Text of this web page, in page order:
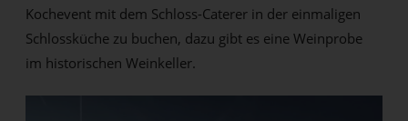
Kochevent mit dem Schloss-Caterer in der einmaligen
Schlossküche zu buchen, dazu gibt es eine Weinprobe
im historischen Weinkeller.